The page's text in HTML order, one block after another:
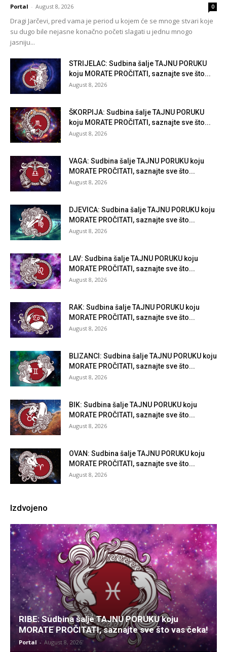
Portal - August 8, 2026 0
Dragi Jarčevi, pred vama je period u kojem će se mnoge stvari koje
su dugo bile nejasne konačno početi slagati u jednu mnogo
jasniju...
STRIJELAC: Sudbina šalje TAJNU PORUKU
koju MORATE PROČITATI, saznajte sve što...
August 8, 2026
ŠKORPIJA: Sudbina šalje TAJNU PORUKU
koju MORATE PROČITATI, saznajte sve što...
August 8, 2026
VAGA: Sudbina šalje TAJNU PORUKU koju
MORATE PROČITATI, saznajte sve što...
August 8, 2026
DJEVICA: Sudbina šalje TAJNU PORUKU koju
MORATE PROČITATI, saznajte sve što...
August 8, 2026
LAV: Sudbina šalje TAJNU PORUKU koju
MORATE PROČITATI, saznajte sve što...
August 8, 2026
RAK: Sudbina šalje TAJNU PORUKU koju
MORATE PROČITATI, saznajte sve što...
August 8, 2026
BLIZANCI: Sudbina šalje TAJNU PORUKU koju
MORATE PROČITATI, saznajte sve što...
August 8, 2026
BIK: Sudbina šalje TAJNU PORUKU koju
MORATE PROČITATI, saznajte sve što...
August 8, 2026
OVAN: Sudbina šalje TAJNU PORUKU koju
MORATE PROČITATI, saznajte sve što...
August 8, 2026
Izdvojeno
RIBE: Sudbina šalje TAJNU PORUKU koju
MORATE PROČITATI, saznajte sve što vas čeka!
Portal - August 8, 2026